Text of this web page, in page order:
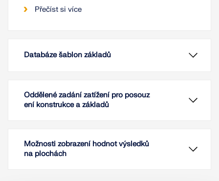
Přečíst si více
Databáze šablon základů
Oddělené zadání zatížení pro posouz
ení konstrukce a základů
Možnosti zobrazení hodnot výsledků
na plochách